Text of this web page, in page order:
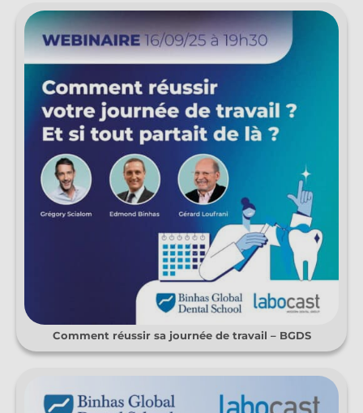
Comment réussir sa journée de travail – BGDS